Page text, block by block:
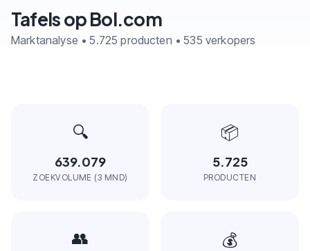
Tafels op Bol.com
Marktanalyse • 5.725 producten • 535 verkopers
🔍
639.079
ZOEKVOLUME (3 MND)
📦
5.725
PRODUCTEN
👥 💰